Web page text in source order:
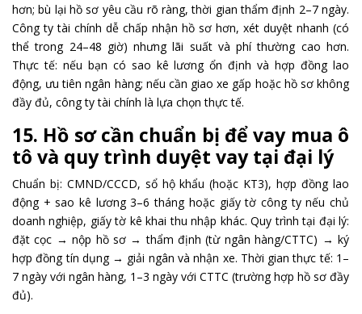
hơn; bù lại hồ sơ yêu cầu rõ ràng, thời gian thẩm định 2–7 ngày.
Công ty tài chính dễ chấp nhận hồ sơ hơn, xét duyệt nhanh (có
thể trong 24–48 giờ) nhưng lãi suất và phí thường cao hơn.
Thực tế: nếu bạn có sao kê lương ổn định và hợp đồng lao
động, ưu tiên ngân hàng; nếu cần giao xe gấp hoặc hồ sơ không
đầy đủ, công ty tài chính là lựa chọn thực tế.
15. Hồ sơ cần chuẩn bị để vay mua ô
tô và quy trình duyệt vay tại đại lý
Chuẩn bị: CMND/CCCD, sổ hộ khẩu (hoặc KT3), hợp đồng lao
động + sao kê lương 3–6 tháng hoặc giấy tờ công ty nếu chủ
doanh nghiệp, giấy tờ kê khai thu nhập khác. Quy trình tại đại lý:
đặt cọc → nộp hồ sơ → thẩm định (từ ngân hàng/CTTC) → ký
hợp đồng tín dụng → giải ngân và nhận xe. Thời gian thực tế: 1–
7 ngày với ngân hàng, 1–3 ngày với CTTC (trường hợp hồ sơ đầy
đủ).